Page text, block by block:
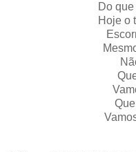
Do
Hoje o